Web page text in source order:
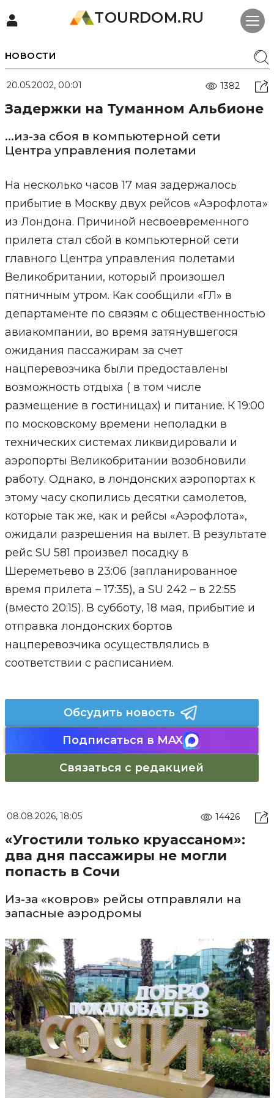
TOURDOM.RU
НОВОСТИ
20.05.2002, 00:01 1382
Задержки на Туманном Альбионе
...из-за сбоя в компьютерной сети
Центра управления полетами
На несколько часов 17 мая задержалось
прибытие в Москву двух рейсов «Аэрофлота»
из Лондона. Причиной несвоевременного
прилета стал сбой в компьютерной сети
главного Центра управления полетами
Великобритании, который произошел
пятничным утром. Как сообщили «ГЛ» в
департаменте по связям с общественностью
авиакомпании, во время затянувшегося
ожидания пассажирам за счет
нацперевозчика были предоставлены
возможность отдыха ( в том числе
размещение в гостиницах) и питание. К 19:00
по московскому времени неполадки в
технических системах ликвидировали и
аэропорты Великобритании возобновили
работу. Однако, в лондонских аэропортах к
этому часу скопились десятки самолетов,
которые так же, как и рейсы «Аэрофлота»,
ожидали разрешения на вылет. В результате
рейс SU 581 произвел посадку в
Шереметьево в 23:06 (запланированное
время прилета – 17:35), а SU 242 – в 22:55
(вместо 20:15). В субботу, 18 мая, прибытие и
отправка лондонских бортов
нацперевозчика осуществлялись в
соответствии с расписанием.
Обсудить новость
Подписаться в MAX
Связаться с редакцией
08.08.2026, 18:05 14426
«Угостили только круассаном»:
два дня пассажиры не могли
попасть в Сочи
Из-за «ковров» рейсы отправляли на
запасные аэродромы